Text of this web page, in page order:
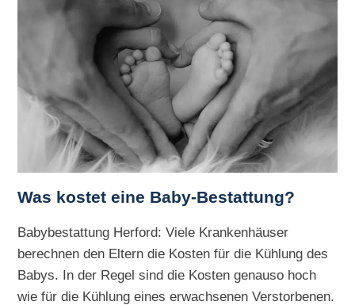
Was kostet eine Baby-Bestattung?
Babybestattung Herford: Viele Krankenhäuser
berechnen den Eltern die Kosten für die Kühlung des
Babys. In der Regel sind die Kosten genauso hoch
wie für die Kühlung eines erwachsenen Verstorbenen.